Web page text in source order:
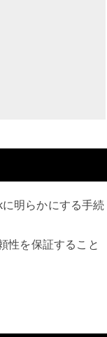
明らかにする手続
性を保証すること